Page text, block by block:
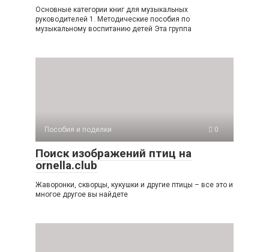
Основные категории книг для музыкальных
руководителей 1. Методические пособия по
музыкальному воспитанию детей Эта группа
Пособия и поделки 0
Поиск изображений птиц на
ornella.club
Жаворонки, скворцы, кукушки и другие птицы – все это и
многое другое вы найдете